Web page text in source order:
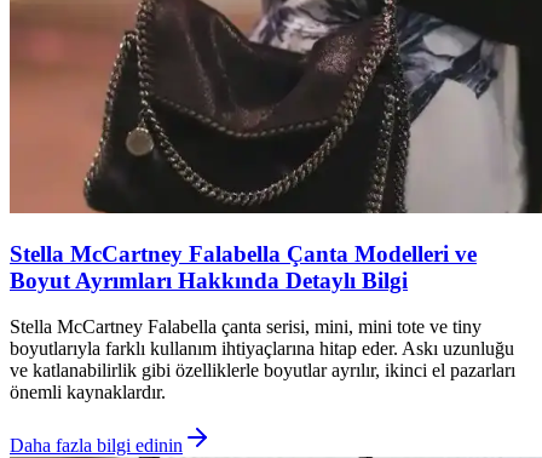
Stella McCartney Falabella Çanta Modelleri ve
Boyut Ayrımları Hakkında Detaylı Bilgi
Stella McCartney Falabella çanta serisi, mini, mini tote ve tiny
boyutlarıyla farklı kullanım ihtiyaçlarına hitap eder. Askı uzunluğu
ve katlanabilirlik gibi özelliklerle boyutlar ayrılır, ikinci el pazarları
önemli kaynaklardır.
Daha fazla bilgi edinin